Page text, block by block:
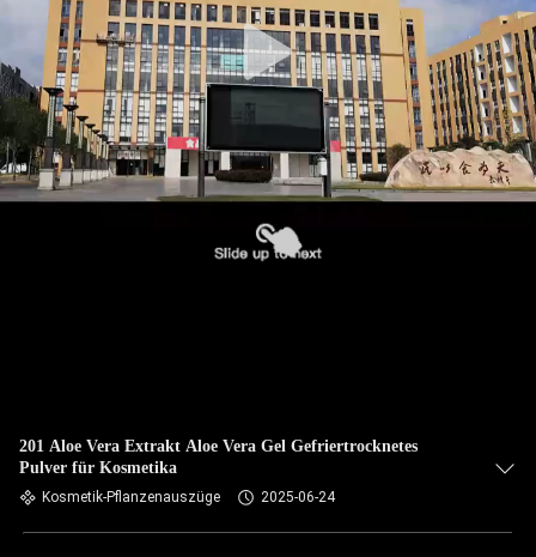
201 Aloe Vera Extrakt Aloe Vera Gel Gefriertrocknetes
Pulver für Kosmetika
Kosmetik-Pflanzenauszüge 2025-06-24